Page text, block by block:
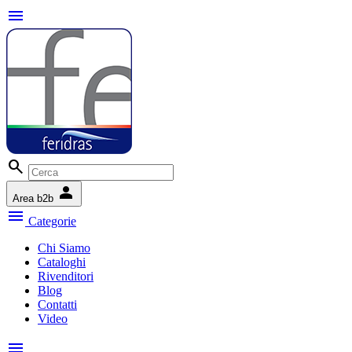
menu
search
Area b2b person
menu Categorie
Chi Siamo
Cataloghi
Rivenditori
Blog
Contatti
Video